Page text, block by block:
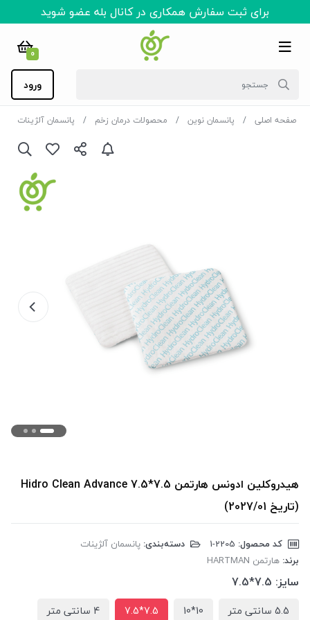
برای ثبت سفارش همکاری در کانال بله عضو شوید
0
ورود
صفحه اصلی پانسمان نوین محصولات درمان زخم پانسمان آلژینات
هیدروکلین ادونس هارتمن Hidro Clean Advance 7.5*7.5
(تاریخ 2027/01)
کد محصول: دسته‌بندی: پانسمان آلژینات
برند: هارتمن HARTMAN
سایز: 7.5*7.5
5.5 سانتی متر 10*10
7.5*7.5
4 سانتی متر